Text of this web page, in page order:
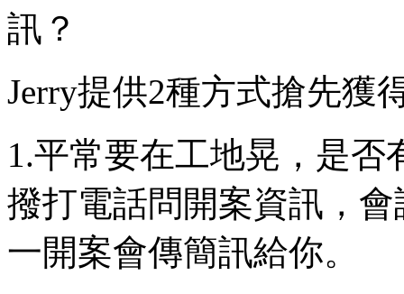
訊？
Jerry提供2種方式搶先獲
1.平常要在工地晃，是
撥打電話問開案資訊，
一開案會傳簡訊給你。